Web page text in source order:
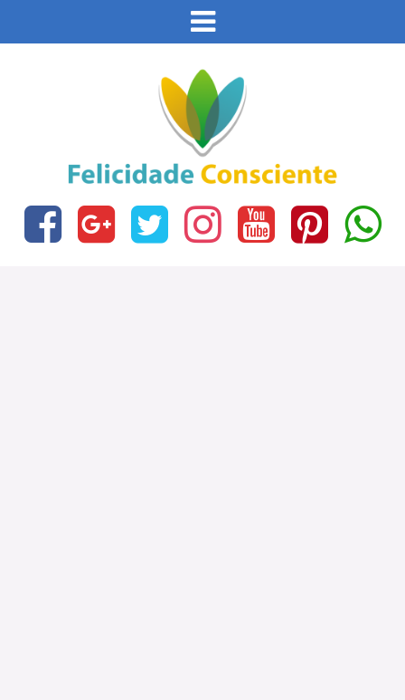
Este site usa cookies e outras tecnologias similares
para lembrar e entender como você usa nosso site,
analisar seu uso de nossos produtos e serviços,
conteúdo de terceiros. Leia mais em